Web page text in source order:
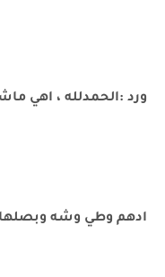
ورد :الحمدلله ، اهي
ادهم وطي وشه وبصلها